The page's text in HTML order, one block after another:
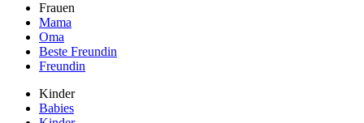
Frauen
Mama
Oma
Beste Freundin
Freundin
Kinder
Babies